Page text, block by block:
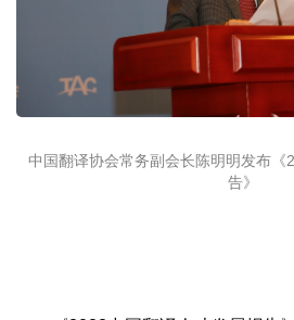
中国翻译协会常务副会长陈明明发布《
告》